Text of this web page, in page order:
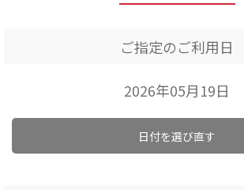
ご指定のご利用日
2026年05月19日
日付を選び直す